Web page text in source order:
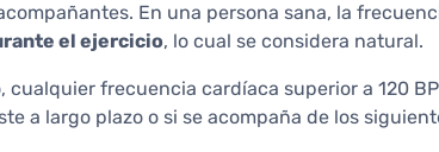
En una persona sana, la
el ejercicio, lo cual se considera natural.
cualquier frecuencia cardíaca superior a 120
a largo plazo o si se acompaña de los